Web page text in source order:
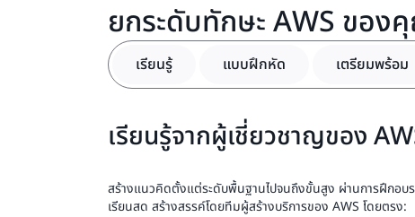
ยกระดับทักษะ AWS ของ
เรียนรู้ แบบฝึกหัด เตรียมพร้อม
เรียนรู้จากผู้เชี่ยวชาญของ
สร้างแนวคิดตั้งแต่ระดับพื้นฐานไปจนถึงขั้นสูง ผ่านการฝึกอบ
เรียนสด สร้างสรรค์โดยทีมผู้สร้างบริการของ AWS โดยตรง: